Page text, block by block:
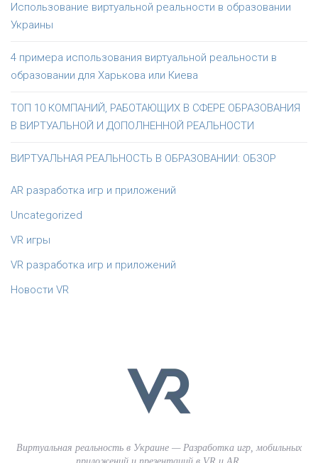
Использование виртуальной реальности в образовании
Украины
4 примера использования виртуальной реальности в
образовании для Харькова или Киева
ТОП 10 КОМПАНИЙ, РАБОТАЮЩИХ В СФЕРЕ ОБРАЗОВАНИЯ
В ВИРТУАЛЬНОЙ И ДОПОЛНЕННОЙ РЕАЛЬНОСТИ
ВИРТУАЛЬНАЯ РЕАЛЬНОСТЬ В ОБРАЗОВАНИИ: ОБЗОР
AR разработка игр и приложений
Uncategorized
VR игры
VR разработка игр и приложений
Новости VR
Виртуальная реальность в Украине — Разработка игр, мобильных